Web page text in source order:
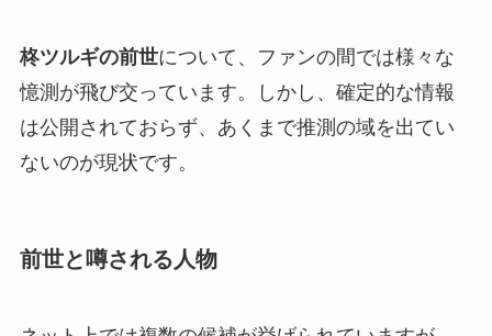
柊ツルギの前世について、ファンの間では様々な
憶測が飛び交っています。しかし、確定的な情報
は公開されておらず、あくまで推測の域を出てい
ないのが現状です。
前世と噂される人物